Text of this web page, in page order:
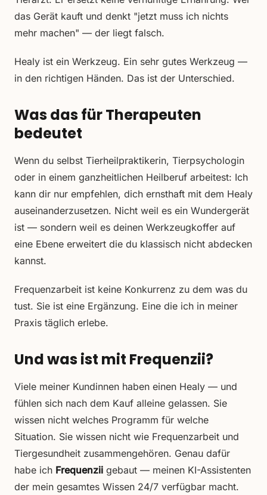
das Gerät kauft und denkt "jetzt muss ich nichts
mehr machen" — der liegt falsch.
Healy ist ein Werkzeug. Ein sehr gutes Werkzeug —
in den richtigen Händen. Das ist der Unterschied.
Was das für Therapeuten
bedeutet
Wenn du selbst Tierheilpraktikerin, Tierpsychologin
oder in einem ganzheitlichen Heilberuf arbeitest: Ich
kann dir nur empfehlen, dich ernsthaft mit dem Healy
auseinanderzusetzen. Nicht weil es ein Wundergerät
ist — sondern weil es deinen Werkzeugkoffer auf
eine Ebene erweitert die du klassisch nicht abdecken
kannst.
Frequenzarbeit ist keine Konkurrenz zu dem was du
tust. Sie ist eine Ergänzung. Eine die ich in meiner
Praxis täglich erlebe.
Und was ist mit Frequenzii?
Viele meiner Kundinnen haben einen Healy — und
fühlen sich nach dem Kauf alleine gelassen. Sie
wissen nicht welches Programm für welche
Situation. Sie wissen nicht wie Frequenzarbeit und
Tiergesundheit zusammengehören. Genau dafür
habe ich Frequenzii gebaut — meinen KI-Assistenten
der mein gesamtes Wissen 24/7 verfügbar macht.